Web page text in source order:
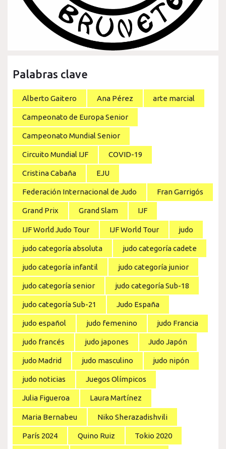
Palabras clave
Alberto Gaitero Ana Pérez arte marcial
Campeonato de Europa Senior
Campeonato Mundial Senior
Circuito Mundial IJF COVID-19
Cristina Cabaña EJU
Federación Internacional de Judo Fran Garrigós
Grand Prix Grand Slam IJF
IJF World Judo Tour IJF World Tour judo
judo categoría absoluta judo categoría cadete
judo categoría infantil judo categoría junior
judo categoría senior judo categoría Sub-18
judo categoría Sub-21 Judo España
judo español judo femenino judo Francia
judo francés judo japones Judo Japón
judo Madrid judo masculino judo nipón
judo noticias Juegos Olímpicos
Julia Figueroa Laura Martínez
Maria Bernabeu Niko Sherazadishvili
París 2024 Quino Ruiz Tokio 2020